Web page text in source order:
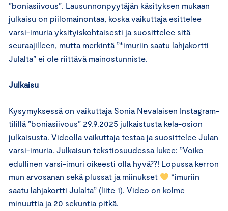
”boniasiivous”. Lausunnonpyytäjän käsityksen mukaan
julkaisu on piilomainontaa, koska vaikuttaja esittelee
varsi-imuria yksityiskohtaisesti ja suosittelee sitä
seuraajilleen, mutta merkintä ”*imuriin saatu lahjakortti
Julalta” ei ole riittävä mainostunniste.
Julkaisu
Kysymyksessä on vaikuttaja Sonia Nevalaisen Instagram-
tilillä ”boniasiivous” 29.9.2025 julkaistusta kela-osion
julkaisusta. Videolla vaikuttaja testaa ja suosittelee Julan
varsi-imuria. Julkaisun tekstiosuudessa lukee: ”Voiko
edullinen varsi-imuri oikeesti olla hyvä??! Lopussa kerron
mun arvosanan sekä plussat ja miinukset
*imuriin
saatu lahjakortti Julalta” (liite 1). Video on kolme
minuuttia ja 20 sekuntia pitkä.